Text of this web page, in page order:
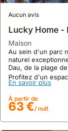
Aucun avis
Lucky Home -
maison
Au sein d'un parc
naturel
Dau, de la plage
Profitez d'un
un coin salon
un séjour de
VinWonders Phu
En savoir plus
À partir de
63 €/ nuit